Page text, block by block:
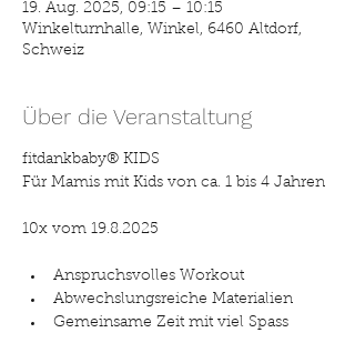
19. Aug. 2025, 09:15 – 10:15
Winkelturnhalle, Winkel, 6460 Altdorf,
Schweiz
Über die Veranstaltung
fitdankbaby® KIDS
Für Mamis mit Kids von ca. 1 bis 4 Jahren
10x vom 19.8.2025
Anspruchsvolles Workout
Abwechslungsreiche Materialien
Gemeinsame Zeit mit viel Spass